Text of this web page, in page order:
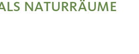
NATURRÄUME